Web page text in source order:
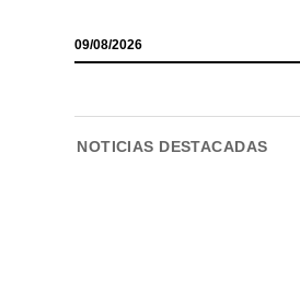
09/08/2026
NOTICIAS DESTACADAS